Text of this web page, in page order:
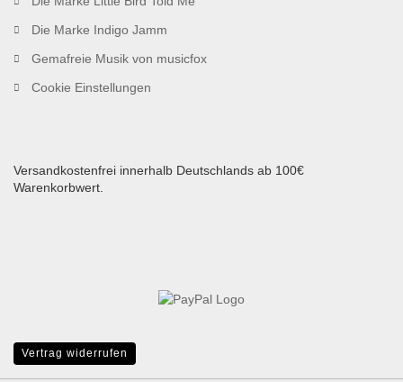
Die Marke Indigo Jamm
Gemafreie Musik von musicfox
Cookie Einstellungen
Versandkostenfrei innerhalb Deutschlands ab 100€
Warenkorbwert.
Vertrag widerrufen